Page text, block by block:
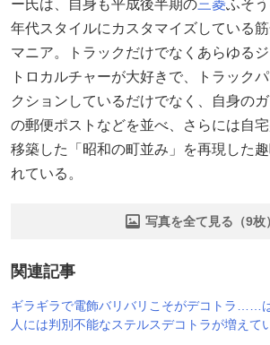
ー氏は、自身も平成後半期の三菱ふそ
年代スタイルにカスタマイズしている
マニア。トラックだけでなくあらゆる
トロカルチャーが大好きで、トラック
クションしているだけでなく、自身の
の郵便ポストなどを並べ、さらには自
移築した「昭和の町並み」を再現した
れている。
写真を全て見る（9枚）
関連記事
ギラギラで電飾バリバリこそがデコトラ……
人には判別不能なステルスデコトラが増えて